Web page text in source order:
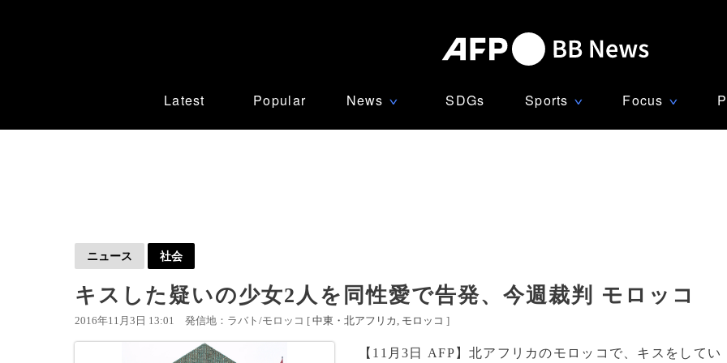
Latest Popular News ∨ SDGs Sports ∨ Focus ∨
ニュース 社会
キスした疑いの少女2人を同性愛で告発、今週裁判 モロッコ
2016年11月3日 13:01 発信地：ラバト/モロッコ [ 中東・北アフリカ モロッコ ]
【11月3日 AFP】北アフリカのモロッコで、キスをしてい